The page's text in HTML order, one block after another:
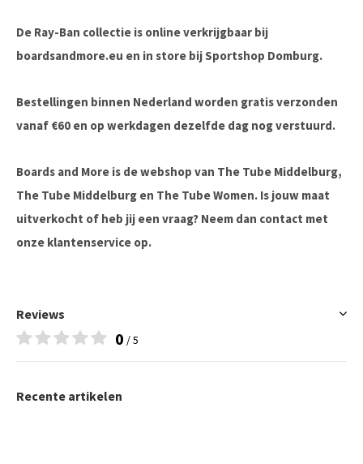
De Ray-Ban collectie is online verkrijgbaar bij
boardsandmore.eu en in store bij Sportshop Domburg.
Bestellingen binnen Nederland worden gratis verzonden
vanaf €60 en op werkdagen dezelfde dag nog verstuurd.
Boards and More is de webshop van The Tube Middelburg,
The Tube Middelburg en The Tube Women. Is jouw maat
uitverkocht of heb jij een vraag? Neem dan contact met
onze klantenservice op.
Reviews
0 / 5
Recente artikelen